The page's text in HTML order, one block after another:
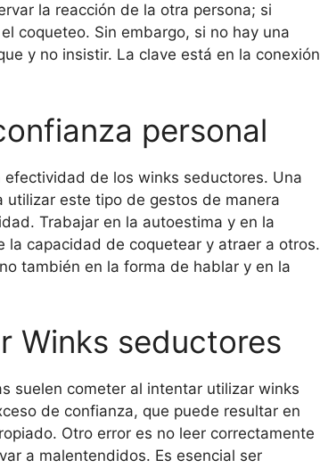
la reacción de la otra persona; si
coqueteo. Sin embargo, si no hay una
y no insistir. La clave está en la conexión
personal
de los winks seductores. Una
utilizar este tipo de gestos de manera
Trabajar en la autoestima y en la
capacidad de coquetear y atraer a otros.
también en la forma de hablar y en la
Winks seductores
suelen cometer al intentar utilizar winks
de confianza, que puede resultar en
Otro error es no leer correctamente
a malentendidos. Es esencial ser